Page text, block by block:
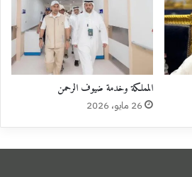
المملكة وخدمة ضيوف الرحمن
26 مايو، 2026